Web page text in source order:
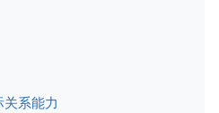
系能力